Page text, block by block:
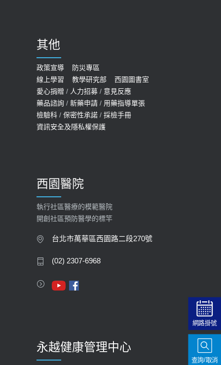
預約
2022-01-07
114年【公費流感及新冠疫苗】門診
預約
2025-09-30
【快速肝癌篩檢MRI】新檢查服務
2026-02-06
大吃大喝、肥胖害到膽囊！膽結石、
膽息肉如何處理？
2023-09-27
其他
政策宣導
防災專區
線上學習
教學研究部
西園圖書室
愛心捐贈 / 人力招募 / 意見反應
藥品諮詢 / 新藥申請 / 用藥指導單張
檢驗科 / 保密性承諾 / 採檢手冊
資訊安全及隱私權保護
西園醫院
執行社區醫療的模範醫院
開創社區預防醫學的標竿
台北市萬華區西園路二段270號
(02) 2307-6968
永越健康管理中心
網路掛號
查詢/取消